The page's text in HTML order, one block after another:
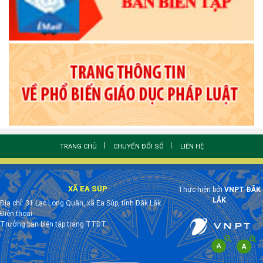
TRANG CHỦ CHUYỂN ĐỔI SỐ LIÊN HỆ
XÃ EA SÚP
Địa chỉ: 31 Lạc Long Quân, xã Ea Súp, tỉnh Đắk Lắk
Điện thoại:
Trưởng ban biên tập trang TTĐT
Thực hiện bởiVNPT ĐẮK
LẮK